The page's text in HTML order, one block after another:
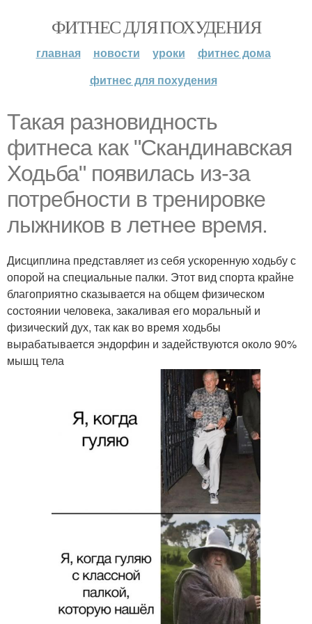
ФИТНЕС ДЛЯ ПОХУДЕНИЯ
главная новости уроки
фитнес дома
фитнес для похудения
Такая разновидность
фитнеса как "Скандинавская
Ходьба" появилась из-за
потребности в тренировке
лыжников в летнее время.
Дисциплина представляет из себя ускоренную ходьбу с
опорой на специальные палки. Этот вид спорта крайне
благоприятно сказывается на общем физическом
состоянии человека, закаливая его моральный и
физический дух, так как во время ходьбы
вырабатывается эндорфин и задействуются около 90%
мышц тела